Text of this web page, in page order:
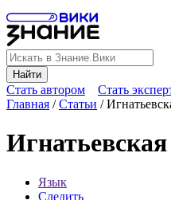
Найти
Стать автором
Стать
Главная /Статьи /
Язык
Следить